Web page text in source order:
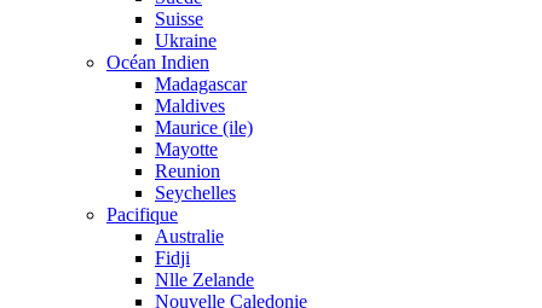
Suisse
Ukraine
Océan Indien
Madagascar
Maldives
Maurice (ile)
Mayotte
Reunion
Seychelles
Pacifique
Australie
Fidji
Nlle Zelande
Nouvelle Caledonie